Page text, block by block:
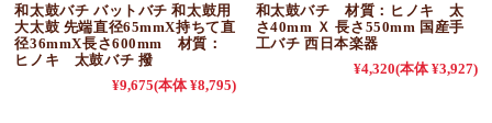
和太鼓バチ バットバチ 和太鼓用
大太鼓 先端直径65mmX持ちて直
径36mmX長さ600mm 材質：
ヒノキ 太鼓バチ 撥
¥9,675(本体 ¥8,795)
和太鼓バチ 材質：ヒノキ 太
さ40mm Ｘ 長さ550mm 国産手
工バチ 西日本楽器
¥4,320(本体 ¥3,927)